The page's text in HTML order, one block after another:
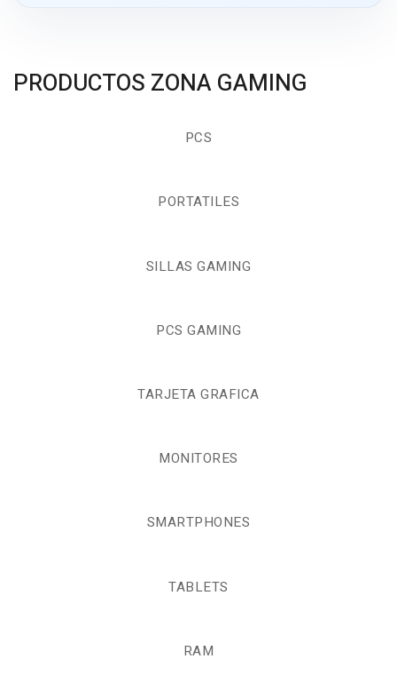
PRODUCTOS ZONA GAMING
PCS
PORTATILES
SILLAS GAMING
PCS GAMING
TARJETA GRAFICA
MONITORES
SMARTPHONES
TABLETS
RAM